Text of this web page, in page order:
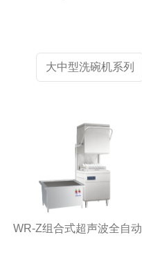
大中型洗碗机系列
WR-Z组合式超声波全自动